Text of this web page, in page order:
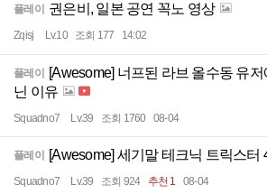
플레이 권은비, 일본 공연 꼭노 영상
Zqisj Lv.10 조회 177 14:02
플레이
[Awesome] 너프된 라브 올수동 유
닌 이유
Squadno7 Lv.39 조회 1760 08-04
플레이 [Awesome] 세기말 테크닉 트릭스터
Squadno7 Lv.39 조회 924 추천 1 08-04